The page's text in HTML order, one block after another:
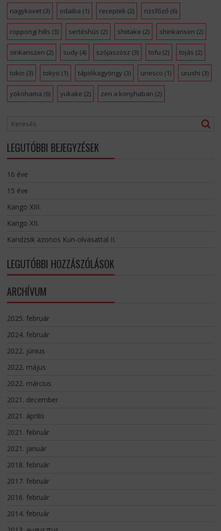
nagykovet(3) odaiba (1) receptek (2) rizsfőző (6)
roppongi hills (3) sertéshús (2) shiitake (2) shinkansen (2)
sinkanszen (2) sudy (4) szójaszósz (3) tofu (2) tojás (2)
tokio (3) tokyo (1) tápiókagyöngy (3) unesco (1) urushi (3)
yokohama (6) yukake (2) zen a konyhaban (2)
LEGUTÓBBI BEJEGYZÉSEK
16 éve
15 éve
Kango XIII.
Kango XII.
Kandzsik azonos Kun-olvasattal II.
LEGUTÓBBI HOZZÁSZÓLÁSOK
ARCHÍVUM
2025. február
2024. február
2022. június
2022. május
2022. március
2021. december
2021. április
2021. február
2021. január
2018. február
2017. február
2016. február
2014. február